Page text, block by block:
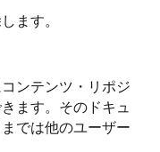
ます。
ンテンツ・リポジ
ます。そのドキュ
では他のユーザー